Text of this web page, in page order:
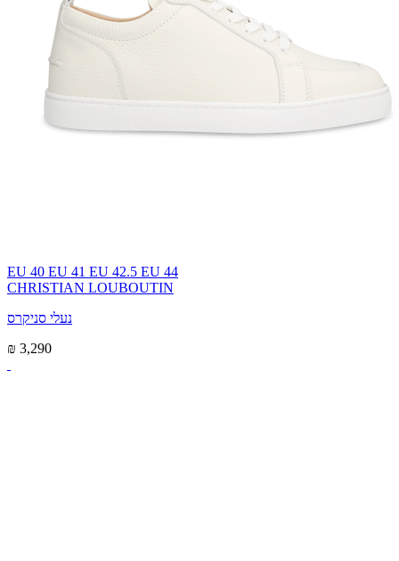
EU 40 EU 41 EU 42.5 EU 44
CHRISTIAN LOUBOUTIN
נעלי סניקרס
₪ 3,290